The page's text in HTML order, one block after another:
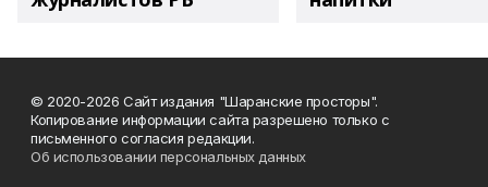
© 2020-2026 Сайт издания "Шаранские просторы".
Копирование информации сайта разрешено только с
письменного согласия редакции.
Об использовании персональных данных